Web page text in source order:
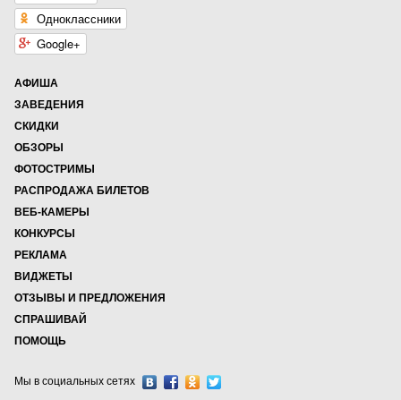
Одноклассники
Google+
АФИША
ЗАВЕДЕНИЯ
СКИДКИ
ОБЗОРЫ
ФОТОСТРИМЫ
РАСПРОДАЖА БИЛЕТОВ
ВЕБ-КАМЕРЫ
КОНКУРСЫ
РЕКЛАМА
ВИДЖЕТЫ
ОТЗЫВЫ И ПРЕДЛОЖЕНИЯ
СПРАШИВАЙ
ПОМОЩЬ
Мы в социальных сетях